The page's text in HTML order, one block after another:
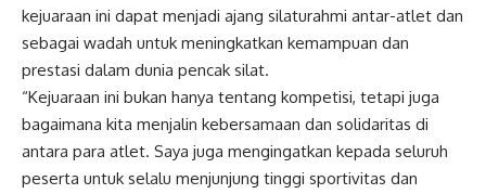
kejuaraan ini dapat menjadi ajang silaturahmi antar-atlet dan
sebagai wadah untuk meningkatkan kemampuan dan
prestasi dalam dunia pencak silat.
“Kejuaraan ini bukan hanya tentang kompetisi, tetapi juga
bagaimana kita menjalin kebersamaan dan solidaritas di
antara para atlet. Saya juga mengingatkan kepada seluruh
peserta untuk selalu menjunjung tinggi sportivitas dan